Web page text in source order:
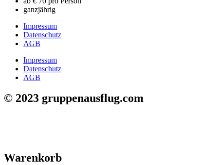
ganzjährig
Impressum
Datenschutz
AGB
Impressum
Datenschutz
AGB
© 2023 gruppenausflug.com
Warenkorb